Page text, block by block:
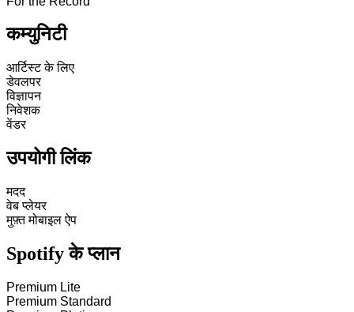
कम्युनिटी
आर्टिस्ट के लिए
डेवलपर
विज्ञापन
निवेशक
वेंडर
उपयोगी लिंक
मदद
वेब प्लेयर
मुफ़्त मोबाइल ऐप
Spotify के प्लान
Premium Lite
Premium Standard